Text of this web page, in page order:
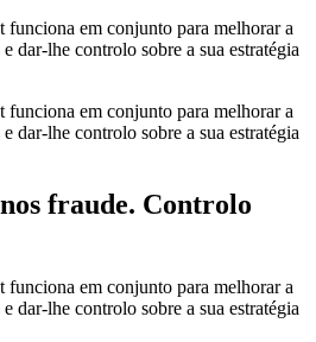
funciona em conjunto para melhorar a
dar-lhe controlo sobre a sua estratégia
funciona em conjunto para melhorar a
dar-lhe controlo sobre a sua estratégia
fraude. Controlo
funciona em conjunto para melhorar a
dar-lhe controlo sobre a sua estratégia